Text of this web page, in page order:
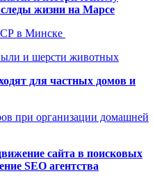
жизни на Марсе
в Минске
и шерсти животных
для частных домов и
при организации домашней
сайта в поисковых
SEO агентства